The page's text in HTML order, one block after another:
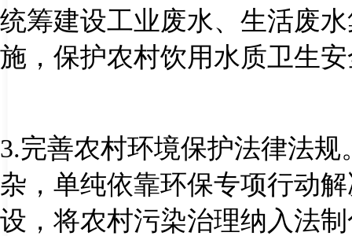
统筹建设工业废水、生活废
施，保护农村饮用水质卫生
3.完善农村环境保护法律法
杂，单纯依靠环保专项行动
设，将农村污染治理纳入法